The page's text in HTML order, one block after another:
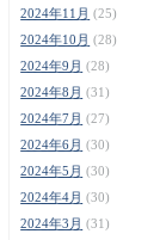
2024年11月 (25)
2024年10月 (28)
2024年9月 (28)
2024年8月 (31)
2024年7月 (27)
2024年6月 (30)
2024年5月 (30)
2024年4月 (30)
2024年3月 (31)